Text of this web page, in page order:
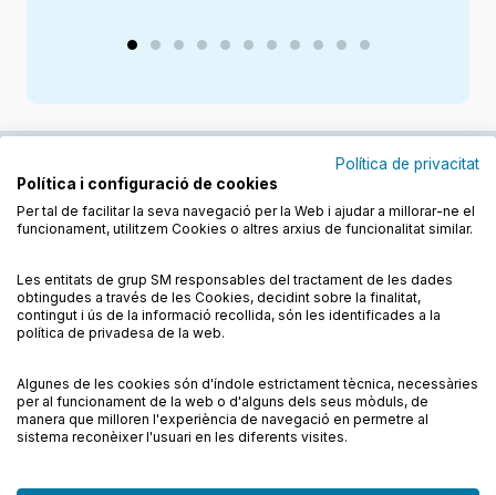
Condicions de compra
Condicions d’ús
Política de cookies
Política de privadesa
FAQs
Contacte
Política de privacitat
Política i configuració de cookies
Per tal de facilitar la seva navegació per la Web i ajudar a millorar-ne el
funcionament, utilitzem Cookies o altres arxius de funcionalitat similar.
Les entitats de grup SM responsables del tractament de les dades
obtingudes a través de les Cookies, decidint sobre la finalitat,
contingut i ús de la informació recollida, són les identificades a la
política de privadesa de la web.
Algunes de les cookies són d'índole estrictament tècnica, necessàries
per al funcionament de la web o d'alguns dels seus mòduls, de
manera que milloren l'experiència de navegació en permetre al
sistema reconèixer l'usuari en les diferents visites.